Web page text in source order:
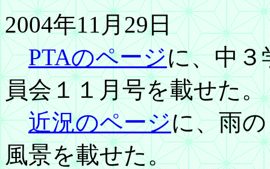
2004年11月29日
PTAのページに、中３
員会１１月号を載せた。
近況のページに、雨
風景を載せた。